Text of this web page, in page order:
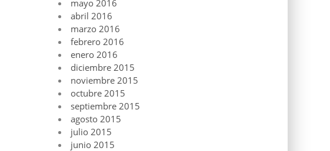
mayo 2016
abril 2016
marzo 2016
febrero 2016
enero 2016
diciembre 2015
noviembre 2015
octubre 2015
septiembre 2015
agosto 2015
julio 2015
junio 2015